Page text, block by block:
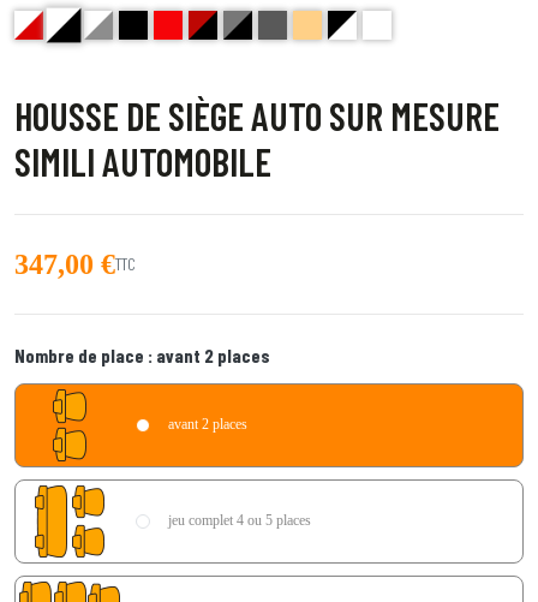
centre rouge et bord blanc
bord noir et centre blanc
gris et blanc Rouge et noir
gris et noiranthracite golf
beige bravobord blanc et centre noir
HOUSSE DE SIÈGE AUTO SUR MESURE
SIMILI AUTOMOBILE
347,00 €TTC
Nombre de place : avant 2 places
avant 2 places
jeu complet 4 ou 5 places